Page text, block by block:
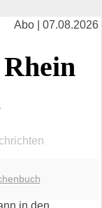
Abo | 07.08.2026